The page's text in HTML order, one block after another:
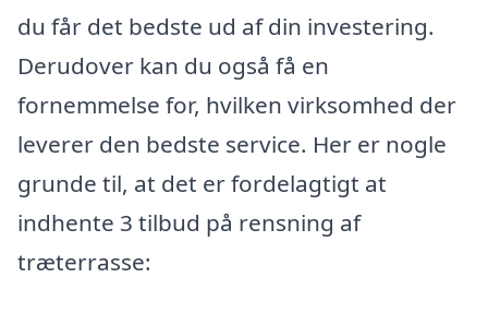
du får det bedste ud af din investering.
Derudover kan du også få en
fornemmelse for, hvilken virksomhed der
leverer den bedste service. Her er nogle
grunde til, at det er fordelagtigt at
indhente 3 tilbud på rensning af
træterrasse: